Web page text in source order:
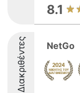
8.1
Διακριθέντες NetGo